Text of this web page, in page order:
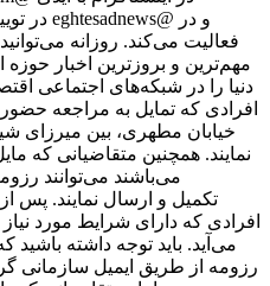
مهم‌ترین و بروزترین اخبار حوزه
دنیا را در شبکه‌های اجتماعی
افرادی که تمایل به مراجعه
نمایند. همچنین متقاضیانی که
می‌باشند می‌توانند
افرادی که دارای شرایط مورد
می‌آید. باید توجه داشته
رزومه از طریق ایمیل سازمانی